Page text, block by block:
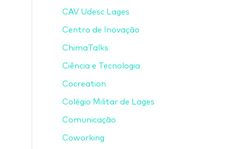
CAV Udesc Lages
Centro de Inovação
ChimaTalks
Ciência e Tecnologia
Cocreation
Colégio Militar de Lages
Comunicação
Coworking